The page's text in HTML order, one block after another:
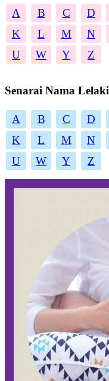
A B C D
K
L M N
U
W Y Z
Senarai Nama Lelaki
A B C D
K
L M N
U
W Y Z